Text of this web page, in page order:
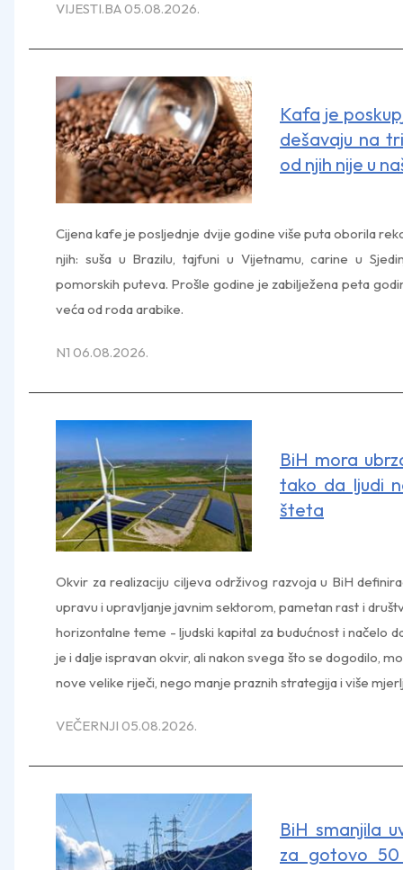
VIJESTI.BA 05.08.2026.
Kafa je
dešavaju na
od njih nije u
Cijena kafe je posljednje dvije godine više puta oborila
njih: suša u Brazilu, tajfuni u Vijetnamu, carine u
pomorskih puteva. Prošle godine je zabilježena peta
veća od roda arabike.
N1 06.08.2026.
BiH mora
tako da ljudi
šteta
Okvir za realizaciju ciljeva održivog razvoja u BiH
upravu i upravljanje javnim sektorom, pametan rast i
horizontalne teme - ljudski kapital za budućnost i načelo
je i dalje ispravan okvir, ali nakon svega što se dogodilo,
nove velike riječi, nego manje praznih strategija i više
VEČERNJI 05.08.2026.
BiH smanjila
za gotovo